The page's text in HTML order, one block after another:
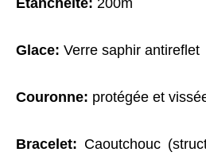
Etanchéité: 200m
Glace: Verre saphir antireflet
Couronne: protégée et
Bracelet: Caoutchouc